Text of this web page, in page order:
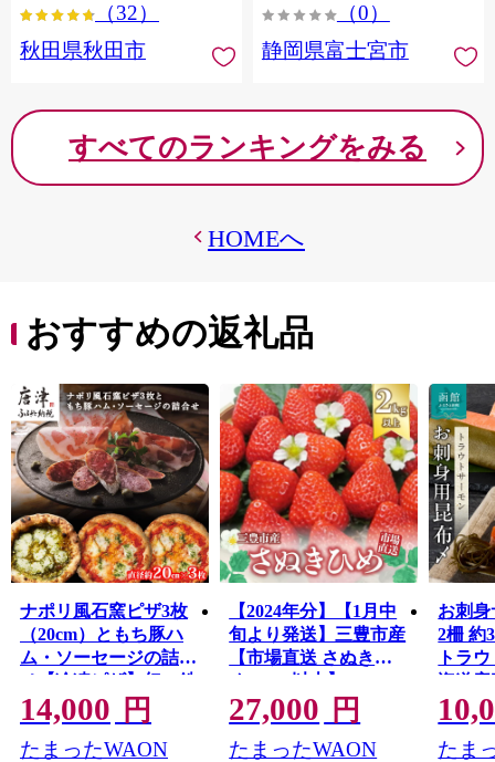
（32）
秋田県秋田市
（0）
静岡県富士宮市
すべてのランキングをみる
HOMEへ
おすすめの返礼品
ナポリ風石窯ピザ3枚
（20cm）ともち豚ハ
ム・ソーセージの詰合
せ【冷凍ピザ】幻の鉄
道トンネルで長期熟成
唐津市
14,000 円
たまったWAON
【2024年分】【1月中
旬より発送】三豊市産
【市場直送 さぬきひ
め 2.0kg以上】
27,000 円
たまったWAON
お刺
2柵 約
トラ
海道
身 自
油で
て 半
たま